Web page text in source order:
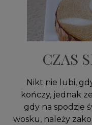
CZAS
Nikt nie lubi,
kończy, jednak
gdy na spodzie
wosku, należy